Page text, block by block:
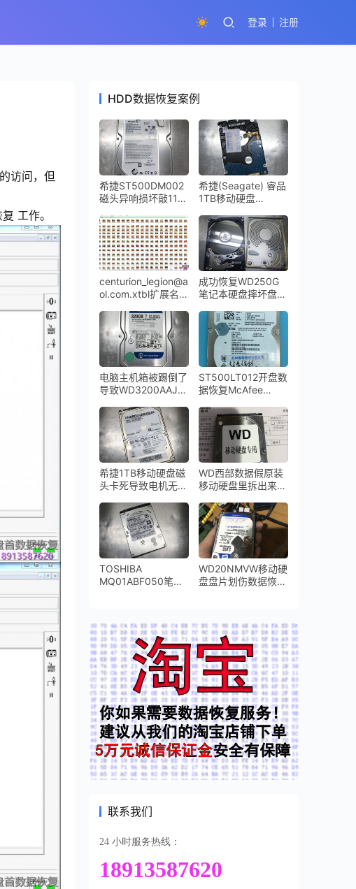
登录 注册
访问，但
工作。
HDD数据恢复案例
希捷ST500DM002
磁头异响损坏敲11声
成功
希捷(Seagate) 睿品
1TB移动硬盘
1RK172开盘数据恢
复成功
centurion_legion@a
ol.com.xtbl扩展名的
密
成功恢复WD250G
笔记本硬盘摔坏盘体
电脑主机箱被踢倒了
导致WD3200AAJS
开盘数据恢复成功
ST500LT012开盘数
据恢复McAfee
盘加密数据恢复完美
成功
希捷1TB移动硬盘磁
头卡死导致电机无法
开盘数据恢复成功
WD西部数据假原装
移动硬盘里拆出来一
头损坏开盘数据恢复
成功
TOSHIBA
MQ01ABF050笔记
WD20NMVW移动硬
盘盘片划伤数据恢复
联系我们
24 小时服务热线：
18913587620